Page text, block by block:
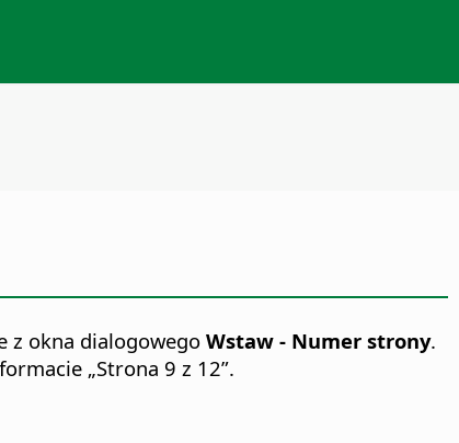
z okna dialogowego Wstaw - Numer strony.
„Strona 9 z 12”.